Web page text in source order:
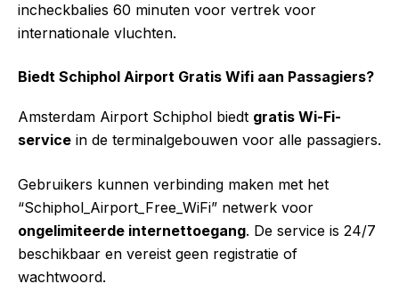
incheckbalies 60 minuten voor vertrek voor
internationale vluchten.
Biedt Schiphol Airport Gratis Wifi aan Passagiers?
Amsterdam Airport Schiphol biedt gratis Wi-Fi-
service in de terminalgebouwen voor alle passagiers.
Gebruikers kunnen verbinding maken met het
“Schiphol_Airport_Free_WiFi” netwerk voor
ongelimiteerde internettoegang. De service is 24/7
beschikbaar en vereist geen registratie of
wachtwoord.